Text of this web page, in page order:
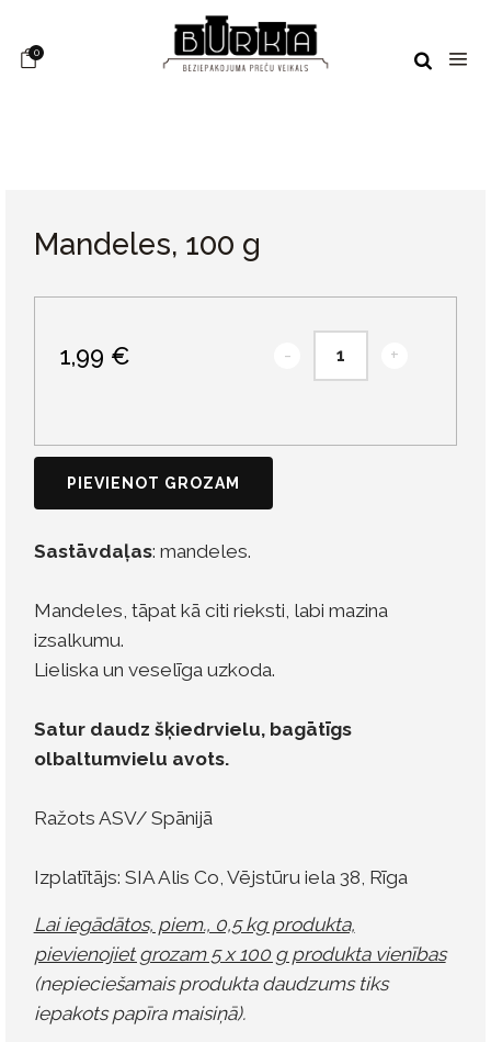
0
Mandeles, 100 g
1,99 € - +
PIEVIENOT GROZAM
Sastāvdaļas: mandeles.
Mandeles, tāpat kā citi rieksti, labi mazina
izsalkumu.
Lieliska un veselīga uzkoda.
Satur daudz šķiedrvielu, bagātīgs
olbaltumvielu avots.
Ražots ASV/ Spānijā
Izplatītājs: SIA Alis Co, Vējstūru iela 38, Rīga
Lai iegādātos, piem., 0,5 kg produkta,
pievienojiet grozam 5 x 100 g produkta vienības
(nepieciešamais produkta daudzums tiks
iepakots papīra maisiņā).